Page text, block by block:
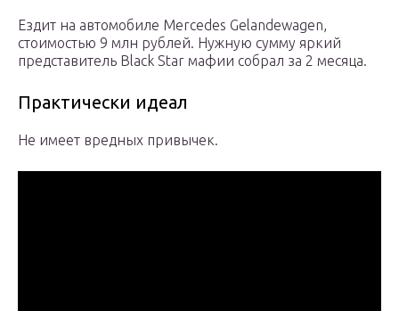
Ездит на автомобиле Mercedes Gelandewagen,
стоимостью 9 млн рублей. Нужную сумму яркий
представитель Black Star мафии собрал за 2 месяца.
Практически идеал
Не имеет вредных привычек.